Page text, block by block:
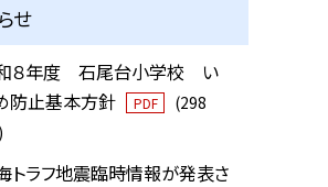
せ
８年度 石尾台小学校 い
防止基本方針
PDF
(298
トラフ地震臨時情報が発表さ